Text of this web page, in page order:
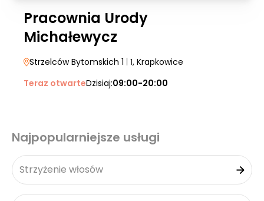
Pracownia Urody
Michałewycz
Strzelców Bytomskich 1 | 1, Krapkowice
Teraz otwarteDzisiaj:09:00-20:00
Najpopularniejsze usługi
Strzyżenie włosów